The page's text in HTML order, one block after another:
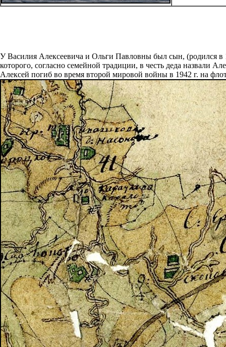
У Василия Алексеевича и Ольги Павловны был сын, (родился в
которого, согласно семейной традиции, в честь деда назвали
Алексей погиб во время второй мировой войны в 1942 г. на